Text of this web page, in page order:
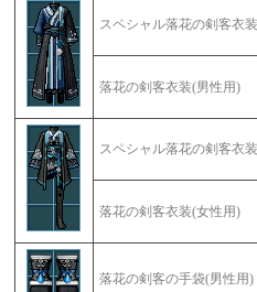
スペシャル落花の剣客衣
落花の剣客衣装(男性用)
スペシャル落花の剣客衣
落花の剣客衣装(女性用)
落花の剣客の手袋(男性用)